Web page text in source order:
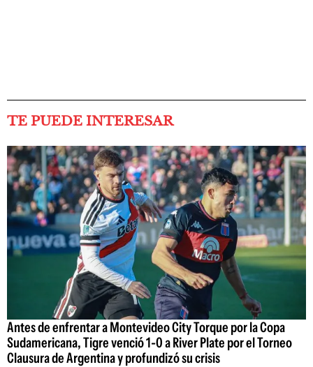
TE PUEDE INTERESAR
Antes de enfrentar a Montevideo City Torque por la Copa
Sudamericana, Tigre venció 1-0 a River Plate por el Torneo
Clausura de Argentina y profundizó su crisis